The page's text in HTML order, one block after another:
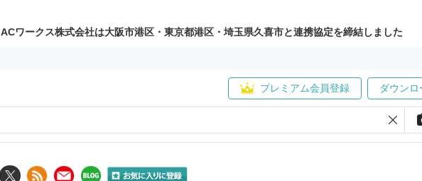
ACワークス株式会社は大阪市港区・東京都港区・埼玉県久喜市と連携協定を締結しました
プレミアム会員登録 ダウン